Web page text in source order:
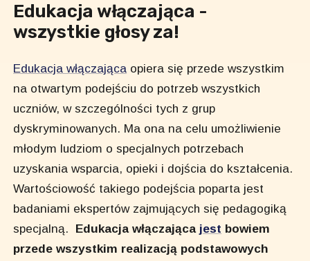
Edukacja włączająca -
wszystkie głosy za!
Edukacja włączająca opiera się przede wszystkim
na otwartym podejściu do potrzeb wszystkich
uczniów, w szczególności tych z grup
dyskryminowanych. Ma ona na celu umożliwienie
młodym ludziom o specjalnych potrzebach
uzyskania wsparcia, opieki i dojścia do kształcenia.
Wartościowość takiego podejścia poparta jest
badaniami ekspertów zajmujących się pedagogiką
specjalną. Edukacja włączająca jest bowiem
przede wszystkim realizacją podstawowych